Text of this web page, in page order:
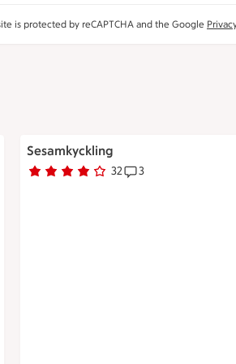
is protected by reCAPTCHA and the Google
Sesamkyckling
Betyg 3.9 av 5. 32
32 personer har röstatReceptet har 3
3
Sesamkyckling